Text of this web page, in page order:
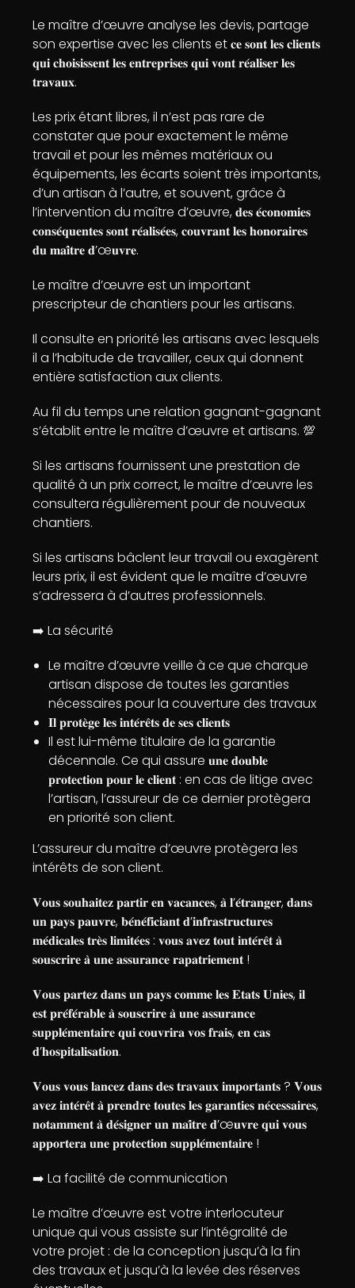
Le maître d’œuvre analyse les devis, partage
son expertise avec les clients et 𝐜𝐞 𝐬𝐨𝐧𝐭 𝐥𝐞𝐬 𝐜𝐥𝐢𝐞𝐧𝐭𝐬
𝐪𝐮𝐢 𝐜𝐡𝐨𝐢𝐬𝐢𝐬𝐬𝐞𝐧𝐭 𝐥𝐞𝐬 𝐞𝐧𝐭𝐫𝐞𝐩𝐫𝐢𝐬𝐞𝐬 𝐪𝐮𝐢 𝐯𝐨𝐧𝐭 𝐫𝐞́𝐚𝐥𝐢𝐬𝐞𝐫 𝐥𝐞𝐬
𝐭𝐫𝐚𝐯𝐚𝐮𝐱.
Les prix étant libres, il n’est pas rare de
constater que pour exactement le même
travail et pour les mêmes matériaux ou
équipements, les écarts soient très importants,
d’un artisan à l’autre, et souvent, grâce à
l’intervention du maître d’œuvre, 𝐝𝐞𝐬 𝐞́𝐜𝐨𝐧𝐨𝐦𝐢𝐞𝐬
𝐜𝐨𝐧𝐬𝐞́𝐪𝐮𝐞𝐧𝐭𝐞𝐬 𝐬𝐨𝐧𝐭 𝐫𝐞́𝐚𝐥𝐢𝐬𝐞́𝐞𝐬, 𝐜𝐨𝐮𝐯𝐫𝐚𝐧𝐭 𝐥𝐞𝐬 𝐡𝐨𝐧𝐨𝐫𝐚𝐢𝐫𝐞𝐬
𝐝𝐮 𝐦𝐚𝐢̂𝐭𝐫𝐞 𝐝’œ𝐮𝐯𝐫𝐞.
Le maître d’œuvre est un important
prescripteur de chantiers pour les artisans.
Il consulte en priorité les artisans avec lesquels
il a l’habitude de travailler, ceux qui donnent
entière satisfaction aux clients.
Au fil du temps une relation gagnant-gagnant
s’établit entre le maître d’œuvre et artisans. 💯
Si les artisans fournissent une prestation de
qualité à un prix correct, le maître d’œuvre les
consultera régulièrement pour de nouveaux
chantiers.
Si les artisans bâclent leur travail ou exagèrent
leurs prix, il est évident que le maître d’œuvre
s’adressera à d’autres professionnels.
➡️ La sécurité
Le maître d’œuvre veille à ce que charque
artisan dispose de toutes les garanties
nécessaires pour la couverture des travaux
𝐈𝐥 𝐩𝐫𝐨𝐭𝐞̀𝐠𝐞 𝐥𝐞𝐬 𝐢𝐧𝐭𝐞́𝐫𝐞̂𝐭𝐬 𝐝𝐞 𝐬𝐞𝐬 𝐜𝐥𝐢𝐞𝐧𝐭𝐬
Il est lui-même titulaire de la garantie
décennale. Ce qui assure 𝐮𝐧𝐞 𝐝𝐨𝐮𝐛𝐥𝐞
𝐩𝐫𝐨𝐭𝐞𝐜𝐭𝐢𝐨𝐧 𝐩𝐨𝐮𝐫 𝐥𝐞 𝐜𝐥𝐢𝐞𝐧𝐭 : en cas de litige avec
l’artisan, l’assureur de ce dernier protègera
en priorité son client.
L’assureur du maître d’œuvre protègera les
intérêts de son client.
𝐕𝐨𝐮𝐬 𝐬𝐨𝐮𝐡𝐚𝐢𝐭𝐞𝐳 𝐩𝐚𝐫𝐭𝐢𝐫 𝐞𝐧 𝐯𝐚𝐜𝐚𝐧𝐜𝐞𝐬, 𝐚̀ 𝐥’𝐞́𝐭𝐫𝐚𝐧𝐠𝐞𝐫, 𝐝𝐚𝐧𝐬
𝐮𝐧 𝐩𝐚𝐲𝐬 𝐩𝐚𝐮𝐯𝐫𝐞, 𝐛𝐞́𝐧𝐞́𝐟𝐢𝐜𝐢𝐚𝐧𝐭 𝐝’𝐢𝐧𝐟𝐫𝐚𝐬𝐭𝐫𝐮𝐜𝐭𝐮𝐫𝐞𝐬
𝐦𝐞́𝐝𝐢𝐜𝐚𝐥𝐞𝐬 𝐭𝐫𝐞̀𝐬 𝐥𝐢𝐦𝐢𝐭𝐞́𝐞𝐬 : 𝐯𝐨𝐮𝐬 𝐚𝐯𝐞𝐳 𝐭𝐨𝐮𝐭 𝐢𝐧𝐭𝐞́𝐫𝐞̂𝐭 𝐚̀
𝐬𝐨𝐮𝐬𝐜𝐫𝐢𝐫𝐞 𝐚̀ 𝐮𝐧𝐞 𝐚𝐬𝐬𝐮𝐫𝐚𝐧𝐜𝐞 𝐫𝐚𝐩𝐚𝐭𝐫𝐢𝐞𝐦𝐞𝐧𝐭 !
𝐕𝐨𝐮𝐬 𝐩𝐚𝐫𝐭𝐞𝐳 𝐝𝐚𝐧𝐬 𝐮𝐧 𝐩𝐚𝐲𝐬 𝐜𝐨𝐦𝐦𝐞 𝐥𝐞𝐬 𝐄𝐭𝐚𝐭𝐬 𝐔𝐧𝐢𝐞𝐬, 𝐢𝐥
𝐞𝐬𝐭 𝐩𝐫𝐞́𝐟𝐞́𝐫𝐚𝐛𝐥𝐞 𝐚̀ 𝐬𝐨𝐮𝐬𝐜𝐫𝐢𝐫𝐞 𝐚̀ 𝐮𝐧𝐞 𝐚𝐬𝐬𝐮𝐫𝐚𝐧𝐜𝐞
𝐬𝐮𝐩𝐩𝐥𝐞́𝐦𝐞𝐧𝐭𝐚𝐢𝐫𝐞 𝐪𝐮𝐢 𝐜𝐨𝐮𝐯𝐫𝐢𝐫𝐚 𝐯𝐨𝐬 𝐟𝐫𝐚𝐢𝐬, 𝐞𝐧 𝐜𝐚𝐬
𝐝’𝐡𝐨𝐬𝐩𝐢𝐭𝐚𝐥𝐢𝐬𝐚𝐭𝐢𝐨𝐧.
𝐕𝐨𝐮𝐬 𝐯𝐨𝐮𝐬 𝐥𝐚𝐧𝐜𝐞𝐳 𝐝𝐚𝐧𝐬 𝐝𝐞𝐬 𝐭𝐫𝐚𝐯𝐚𝐮𝐱 𝐢𝐦𝐩𝐨𝐫𝐭𝐚𝐧𝐭𝐬 ? 𝐕𝐨𝐮𝐬
𝐚𝐯𝐞𝐳 𝐢𝐧𝐭𝐞́𝐫𝐞̂𝐭 𝐚̀ 𝐩𝐫𝐞𝐧𝐝𝐫𝐞 𝐭𝐨𝐮𝐭𝐞𝐬 𝐥𝐞𝐬 𝐠𝐚𝐫𝐚𝐧𝐭𝐢𝐞𝐬 𝐧𝐞́𝐜𝐞𝐬𝐬𝐚𝐢𝐫𝐞𝐬,
𝐧𝐨𝐭𝐚𝐦𝐦𝐞𝐧𝐭 𝐚̀ 𝐝𝐞́𝐬𝐢𝐠𝐧𝐞𝐫 𝐮𝐧 𝐦𝐚𝐢̂𝐭𝐫𝐞 𝐝’œ𝐮𝐯𝐫𝐞 𝐪𝐮𝐢 𝐯𝐨𝐮𝐬
𝐚𝐩𝐩𝐨𝐫𝐭𝐞𝐫𝐚 𝐮𝐧𝐞 𝐩𝐫𝐨𝐭𝐞𝐜𝐭𝐢𝐨𝐧 𝐬𝐮𝐩𝐩𝐥𝐞́𝐦𝐞𝐧𝐭𝐚𝐢𝐫𝐞 !
➡️ La facilité de communication
Le maître d’œuvre est votre interlocuteur
unique qui vous assiste sur l’intégralité de
votre projet : de la conception jusqu’à la fin
des travaux et jusqu’à la levée des réserves